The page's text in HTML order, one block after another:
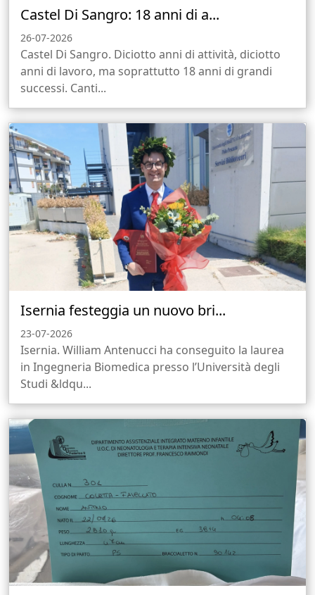
Castel Di Sangro: 18 anni di a...
26-07-2026
Castel Di Sangro. Diciotto anni di attività, diciotto
anni di lavoro, ma soprattutto 18 anni di grandi
successi. Canti...
Isernia festeggia un nuovo bri...
23-07-2026
Isernia. William Antenucci ha conseguito la laurea
in Ingegneria Biomedica presso l’Università degli
Studi &ldqu...